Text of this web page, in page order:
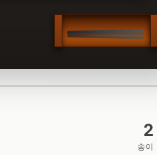
2
송이